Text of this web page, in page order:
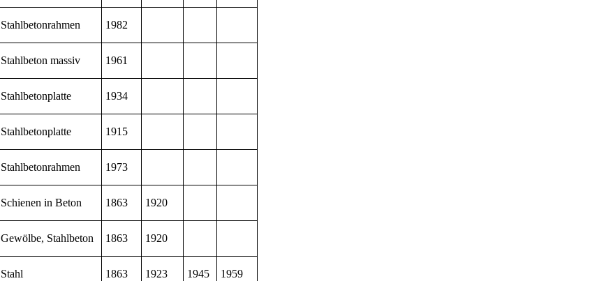
Stahlbetonrahmen 1982
Stahlbeton massiv 1961
Stahlbetonplatte 1934
Stahlbetonplatte 1915
Stahlbetonrahmen 1973
Schienen in Beton 1863 1920
Gewölbe, Stahlbeton 1863 1920
Stahl 1863 1923 1945 1959